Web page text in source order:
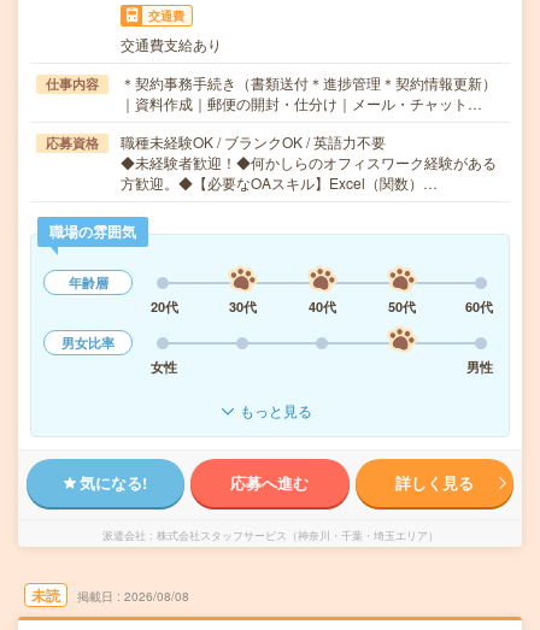
交通費
交通費支給あり
仕事内容
＊契約事務手続き（書類送付＊進捗管理＊契約情報更新）
｜資料作成｜郵便の開封・仕分け｜メール・チャット…
応募資格
職種未経験OK / ブランクOK / 英語力不要
◆未経験者歓迎！◆何かしらのオフィスワーク経験がある
方歓迎。◆【必要なOAスキル】Excel（関数）…
職場の雰囲気
年齢層
20代
30代 40代 50代
60代
男女比率
女性
男性
もっと見る
気になる! 応募へ進む 詳しく見る
派遣会社 株式会社スタッフサービス（神奈川・千葉・埼玉エリア）
未読 掲載日 2026/08/08